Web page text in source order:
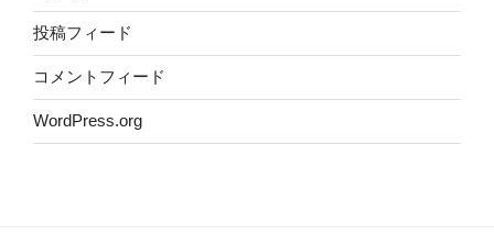
投稿フィード
コメントフィード
WordPress.org